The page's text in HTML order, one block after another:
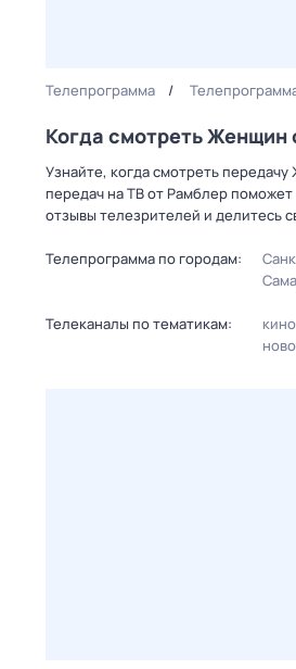
Телепрограмма
Когда смотреть Женщин
Узнайте, когда смотреть
передач на ТВ от Рамблер
отзывы телезрителей и делитесь
Телепрограмма по городам:
Телеканалы по тематикам: